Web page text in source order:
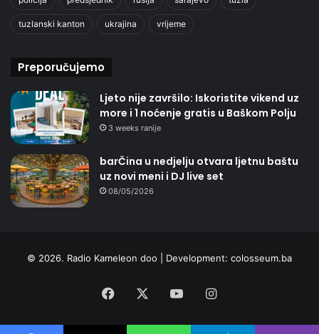
tuzlanski kanton ukrajina vrijeme
Preporučujemo
Ljeto nije završilo: Iskoristite vikend uz
more i 1 noćenje gratis u Baškom Polju
3 weeks ranije
barČina u nedjelju otvara ljetnu baštu
uz novi meni i DJ live set
08/05/2026
© 2026. Radio Kameleon doo | Development: colosseum.ba
Facebook YouTubeInstagram